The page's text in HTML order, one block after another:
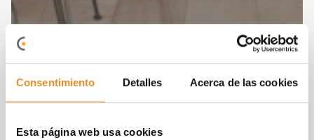
Consentimiento Detalles Acerca de las cookies
Esta página web usa cookies